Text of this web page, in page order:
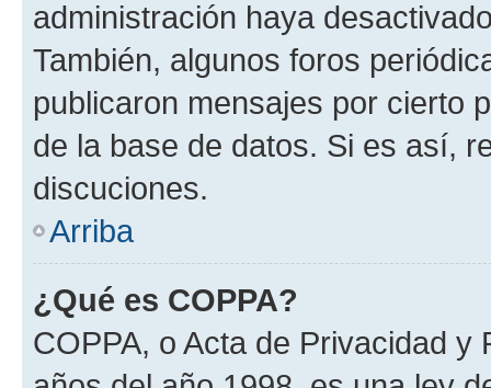
administración haya
También, algunos foros
publicaron mensajes por cierto
de la base de datos. Si es así,
discuciones.
Arriba
¿Qué es COPPA?
COPPA, o Acta de Privacidad